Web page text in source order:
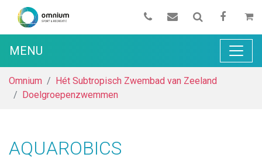
MENU
Omnium
Hét Subtropisch Zwembad van Zeeland
Doelgroepenzwemmen
AQUAROBICS